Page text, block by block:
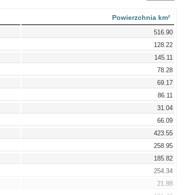
Powierzchnia km²
516.90
128.22
145.11
78.28
69.17
86.11
31.04
66.09
423.55
258.95
185.82
254.34
21.88